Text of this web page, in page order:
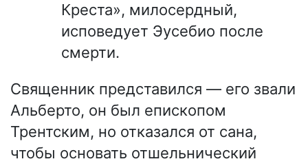
Креста», милосердный,
исповедует Эусебио после
смерти.
Священник представился — его звали
Альберто, он был епископом
Трентским, но отказался от сана,
чтобы основать отшельнический